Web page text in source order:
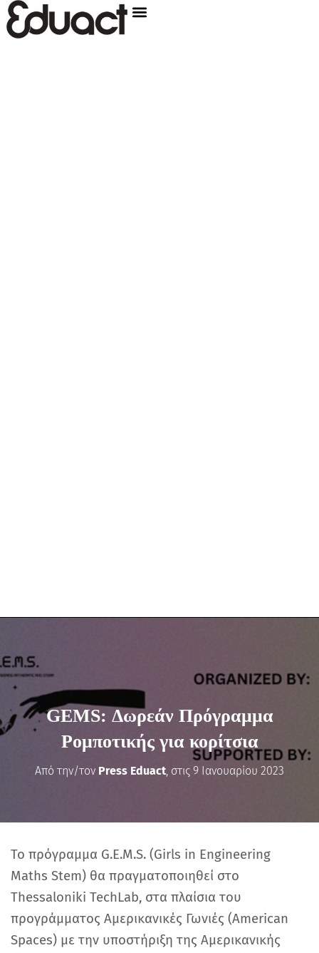
GEMS: Δωρεάν Πρόγραμμα
Ρομποτικής για κορίτσια
Από την/τον Press Eduact, στις 9 Ιανουαρίου 2023
Το πρόγραμμα G.E.M.S. (Girls in Engineering
Maths Stem) θα πραγματοποιηθεί στο
Thessaloniki TechLab, στα πλαίσια του
προγράμματος Αμερικανικές Γωνιές (American
Spaces) με την υποστήριξη της Αμερικανικής